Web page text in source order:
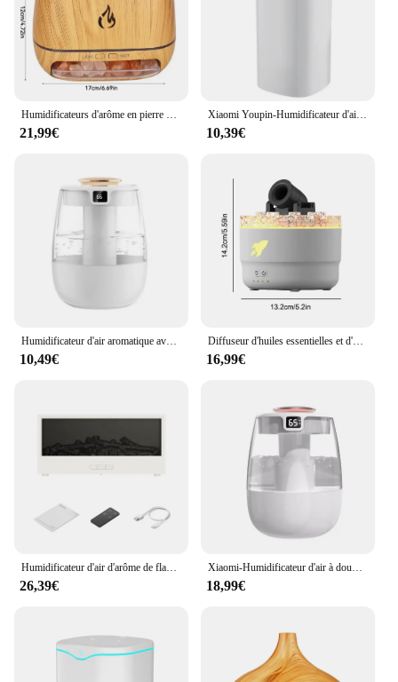
21,99€
Xiaomi Youpin-Humidificateur d'air à double port de pulvérisation, aromathérapie aux huiles essentielles, atomiseur muet, lumières colorées, maison et voiture
10,39€
10,49€
Diffuseur d'huiles essentielles et d'arôme, lumière fissurée constants ique, humidificateur d'arôme Cannon Blast, diffuseur d'aromathérapie pour la maison
16,99€
26,39€ 18,99€